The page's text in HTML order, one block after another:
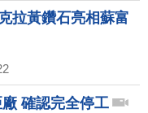
拉黃鑽石亮相蘇富
確認完全停工